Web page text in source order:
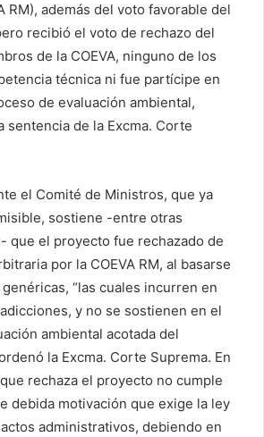
RM), además del voto favorable del
recibió el voto de rechazo del
de la COEVA, ninguno de los
técnica ni fue partícipe en
de evaluación ambiental,
sentencia de la Excma. Corte
el Comité de Ministros, que ya
sostiene -entre otras
que el proyecto fue rechazado de
por la COEVA RM, al basarse
“las cuales incurren en
y no se sostienen en el
ambiental acotada del
la Excma. Corte Suprema. En
rechaza el proyecto no cumple
debida motivación que exige la ley
administrativos, debiendo en